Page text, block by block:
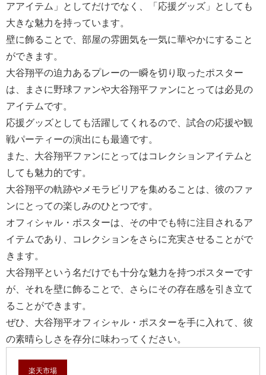
アアイテム」としてだけでなく、「応援グッズ」としても
大きな魅力を持っています。
壁に飾ることで、部屋の雰囲気を一気に華やかにすること
ができます。
大谷翔平の迫力あるプレーの一瞬を切り取ったポスター
は、まさに野球ファンや大谷翔平ファンにとっては必見の
アイテムです。
応援グッズとしても活躍してくれるので、試合の応援や観
戦パーティーの演出にも最適です。
また、大谷翔平ファンにとってはコレクションアイテムと
しても魅力的です。
大谷翔平の軌跡やメモラビリアを集めることは、彼のファ
ンにとっての楽しみのひとつです。
オフィシャル・ポスターは、その中でも特に注目されるア
イテムであり、コレクションをさらに充実させることがで
きます。
大谷翔平という名だけでも十分な魅力を持つポスターです
が、それを壁に飾ることで、さらにその存在感を引き立て
ることができます。
ぜひ、大谷翔平オフィシャル・ポスターを手に入れて、彼
の素晴らしさを存分に味わってください。
楽天市場